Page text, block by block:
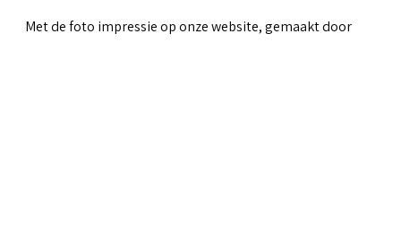
Met de foto impressie op onze website, gemaakt door